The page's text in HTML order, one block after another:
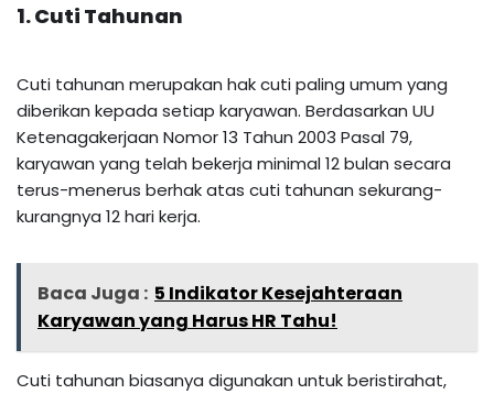
1. Cuti Tahunan
Cuti tahunan merupakan hak cuti paling umum yang
diberikan kepada setiap karyawan. Berdasarkan UU
Ketenagakerjaan Nomor 13 Tahun 2003 Pasal 79,
karyawan yang telah bekerja minimal 12 bulan secara
terus-menerus berhak atas cuti tahunan sekurang-
kurangnya 12 hari kerja.
Baca Juga : 5 Indikator Kesejahteraan
Karyawan yang Harus HR Tahu!
Cuti tahunan biasanya digunakan untuk beristirahat,